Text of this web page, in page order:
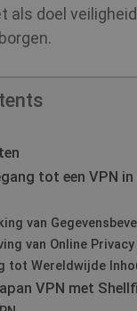
als doel
tot een VPN in
van
van Online Privacy
tot Wereldwijde
VPN met